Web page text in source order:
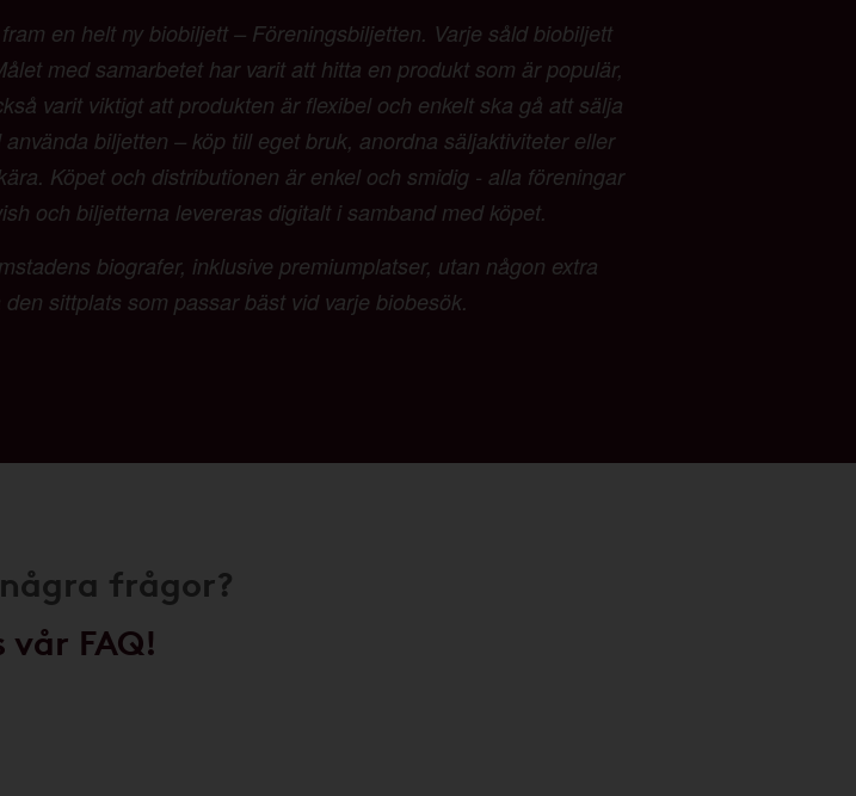
en helt ny biobiljett – Föreningsbiljetten. Varje såld biobiljett
med samarbetet har varit att hitta en produkt som är populär,
varit viktigt att produkten är flexibel och enkelt ska gå att sälja
biljetten – köp till eget bruk, anordna säljaktiviteter eller
Köpet och distributionen är enkel och smidig - alla föreningar
och biljetterna levereras digitalt i samband med köpet.
biografer, inklusive premiumplatser, utan någon extra
sittplats som passar bäst vid varje biobesök.
frågor?
vår FAQ!